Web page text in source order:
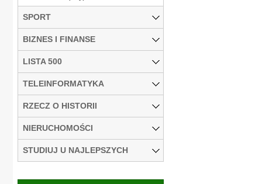
SPORT
BIZNES I FINANSE
LISTA 500
TELEINFORMATYKA
RZECZ O HISTORII
NIERUCHOMOŚCI
STUDIUJ U NAJLEPSZYCH